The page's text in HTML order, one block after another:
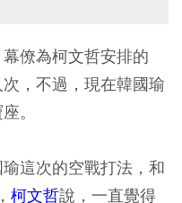
僚為柯文哲安排的
，不過，現在韓國瑜
。
這次的空戰打法，和
柯文哲說，一直覺得